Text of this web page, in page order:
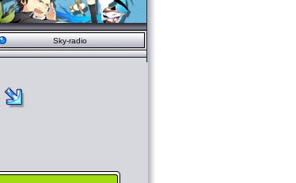
Sky-radio